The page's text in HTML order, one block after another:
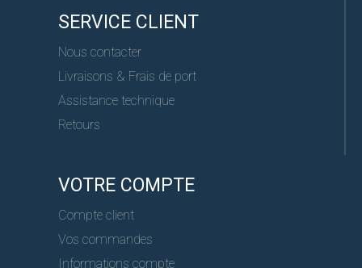
SERVICE CLIENT
Nous contacter
Livraisons & Frais de port
Assistance technique
Retours
VOTRE COMPTE
Compte client
Vos commandes
Informations compte